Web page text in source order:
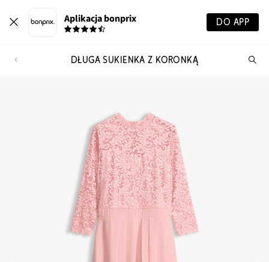
Aplikacja bonprix DO APP
DŁUGA SUKIENKA Z KORONKĄ